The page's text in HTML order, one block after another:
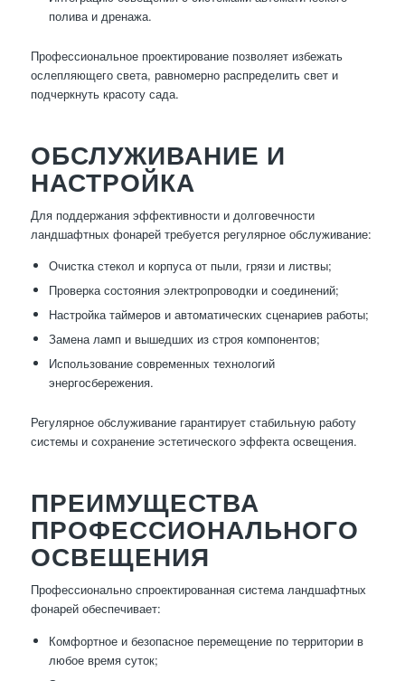
полива и дренажа.
Профессиональное проектирование позволяет избежать
ослепляющего света, равномерно распределить свет и
подчеркнуть красоту сада.
ОБСЛУЖИВАНИЕ И
НАСТРОЙКА
Для поддержания эффективности и долговечности
ландшафтных фонарей требуется регулярное обслуживание:
Очистка стекол и корпуса от пыли, грязи и листвы;
Проверка состояния электропроводки и соединений;
Настройка таймеров и автоматических сценариев работы;
Замена ламп и вышедших из строя компонентов;
Использование современных технологий
энергосбережения.
Регулярное обслуживание гарантирует стабильную работу
системы и сохранение эстетического эффекта освещения.
ПРЕИМУЩЕСТВА
ПРОФЕССИОНАЛЬНОГО
ОСВЕЩЕНИЯ
Профессионально спроектированная система ландшафтных
фонарей обеспечивает:
Комфортное и безопасное перемещение по территории в
любое время суток;